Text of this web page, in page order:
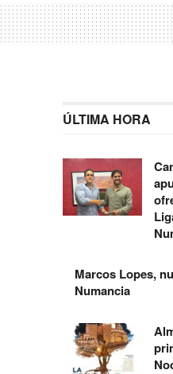
ÚLTIMA HORA
Marcos Lopes,
Numancia